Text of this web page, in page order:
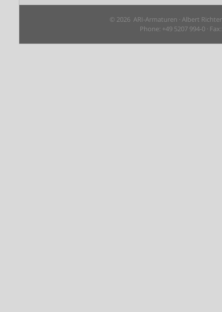
© 2026 ARI-Armaturen · Albert
Phone: +49 5207 994-0 ·